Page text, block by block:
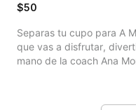
$50
Separas tu cupo para A
que vas a disfrutar,
mano de la coach Ana